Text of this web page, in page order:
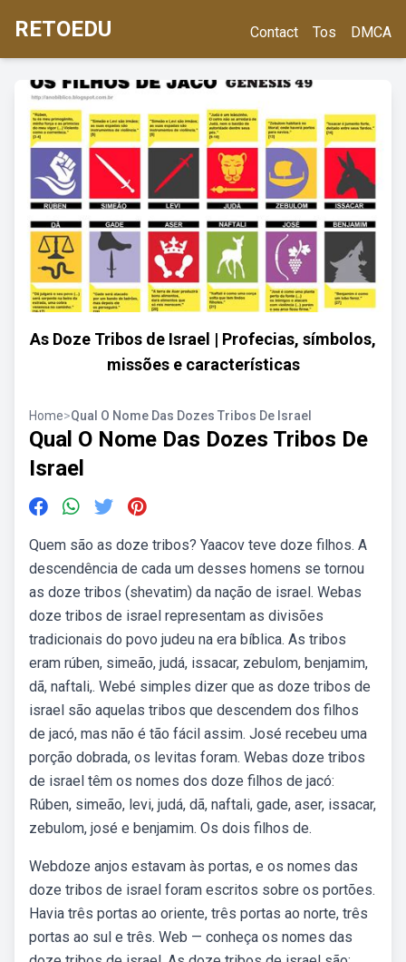
RETOEDU Contact Tos DMCA
As Doze Tribos de Israel | Profecias, símbolos,
missões e características
Home>Qual O Nome Das Dozes Tribos De Israel
Qual O Nome Das Dozes Tribos De
Israel
Quem são as doze tribos? Yaacov teve doze filhos. A
descendência de cada um desses homens se tornou
as doze tribos (shevatim) da nação de israel. Webas
doze tribos de israel representam as divisões
tradicionais do povo judeu na era bíblica. As tribos
eram rúben, simeão, judá, issacar, zebulom, benjamim,
dã, naftali,. Webé simples dizer que as doze tribos de
israel são aquelas tribos que descendem dos filhos
de jacó, mas não é tão fácil assim. José recebeu uma
porção dobrada, os levitas foram. Webas doze tribos
de israel têm os nomes dos doze filhos de jacó:
Rúben, simeão, levi, judá, dã, naftali, gade, aser, issacar,
zebulom, josé e benjamim. Os dois filhos de.
Webdoze anjos estavam às portas, e os nomes das
doze tribos de israel foram escritos sobre os portões.
Havia três portas ao oriente, três portas ao norte, três
portas ao sul e três. Web — conheça os nomes das